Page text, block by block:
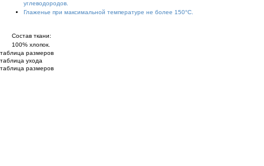
углеводородов.
Глаженье при максимальной температуре не более 150°С.
Состав ткани:
100% хлопок.
таблица размеров
таблица ухода
таблица размеров